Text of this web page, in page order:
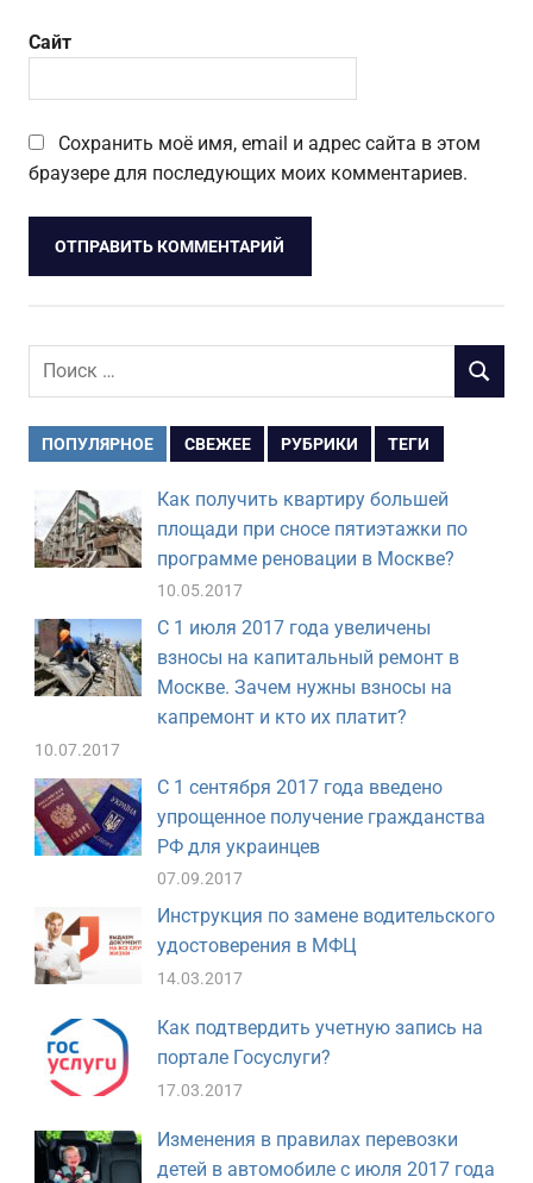
Сайт
Сохранить моё имя, email и адрес сайта в этом
браузере для последующих моих комментариев.
Поиск
ПОИСК
ПОПУЛЯРНОЕ СВЕЖЕЕ РУБРИКИ ТЕГИ
Как получить квартиру большей
площади при сносе пятиэтажки по
программе реновации в Москве?
10.05.2017
С 1 июля 2017 года увеличены
взносы на капитальный ремонт в
Москве. Зачем нужны взносы на
капремонт и кто их платит?
10.07.2017
С 1 сентября 2017 года введено
упрощенное получение гражданства
РФ для украинцев
07.09.2017
Инструкция по замене водительского
удостоверения в МФЦ
14.03.2017
Как подтвердить учетную запись на
портале Госуслуги?
17.03.2017
Изменения в правилах перевозки
детей в автомобиле с июля 2017 года